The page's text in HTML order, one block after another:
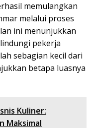
memulangkan
melalui proses
ini menunjukkan
pekerja
sebagian kecil dari
betapa luasnya
Kuliner:
Maksimal